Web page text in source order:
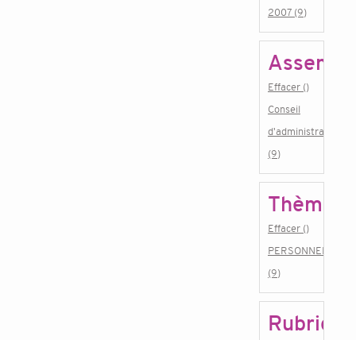
2007 (9)
Effacer ()
Conseil
d'administration
(9)
Thème
Effacer ()
PERSONNEL
(9)
Rubrique